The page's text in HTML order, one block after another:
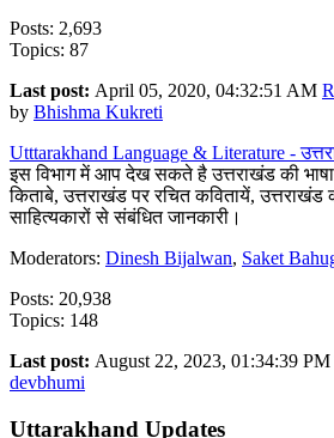
Posts: 2,693
Topics: 87
Last post: April 05, 2020, 04:32:51 AM
by Bhishma Kukreti
Utttarakhand Language & Literature -
इस विभाग में आप देख सकते है उत्तराखंड की
किताबे, उत्तराखंड पर रचित कवितायें,
साहित्यकारों से संबंधित जानकारी।
Moderators: Dinesh Bijalwan, Saket
Posts: 20,938
Topics: 148
Last post: August 22, 2023, 01:34:39 PM
devbhumi
Uttarakhand Updates